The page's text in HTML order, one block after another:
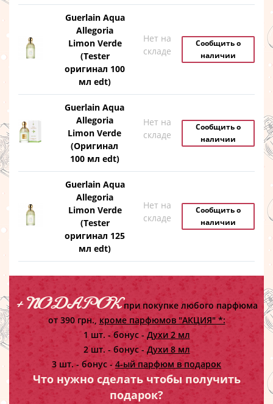
Guerlain Aqua
Allegoria
Limon Verde
(Tester
оригинал 100
мл edt)
Нет на
складе
Сообщить о
наличии
Guerlain Aqua
Allegoria
Limon Verde
(Оригинал
100 мл edt)
Нет на
складе
Сообщить о
наличии
Guerlain Aqua
Allegoria
Limon Verde
(Tester
оригинал 125
мл edt)
Нет на
складе
Сообщить о
наличии
+ ПОДАРОКпри покупке любого парфюма
от 390 грн., кроме парфюмов "АКЦИЯ" *:
1 шт. - бонус - Духи 2 мл
2 шт. - бонус -Духи 8 мл
3 шт. - бонус - 4-ый парфюм в подарок
Что нужно сделать чтобы получить
подарок?